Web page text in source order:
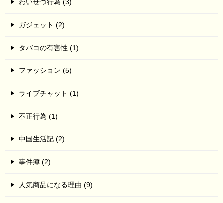
わいせつ行為 (3)
ガジェット (2)
タバコの有害性 (1)
ファッション (5)
ライブチャット (1)
不正行為 (1)
中国生活記 (2)
事件簿 (2)
人気商品になる理由 (9)